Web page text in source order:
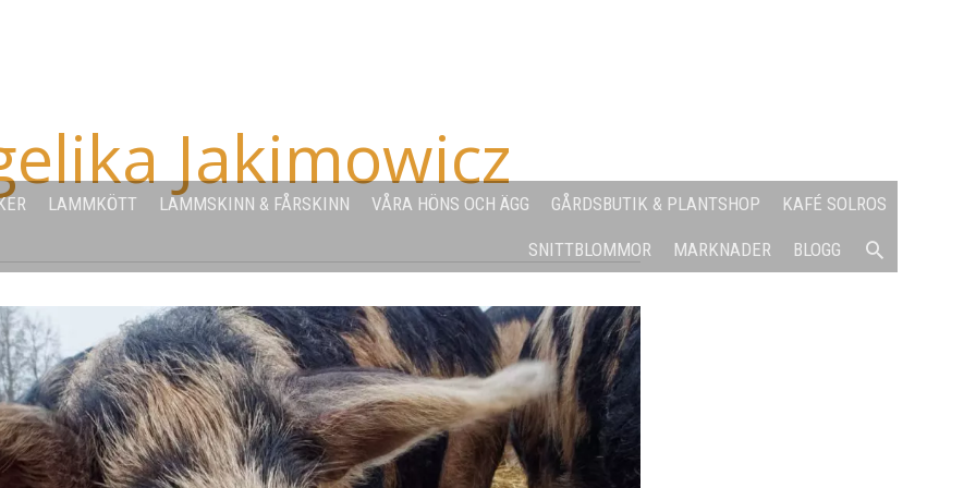
LAMMKÖTT LAMMSKINN & FÅRSKINN VÅRA HÖNS OCH ÄGG GÅRDSBUTIK & PLANTSHOP KAFÉ SOLROS
SNITTBLOMMOR MARKNADER BLOGG SÖK
Jakimowicz